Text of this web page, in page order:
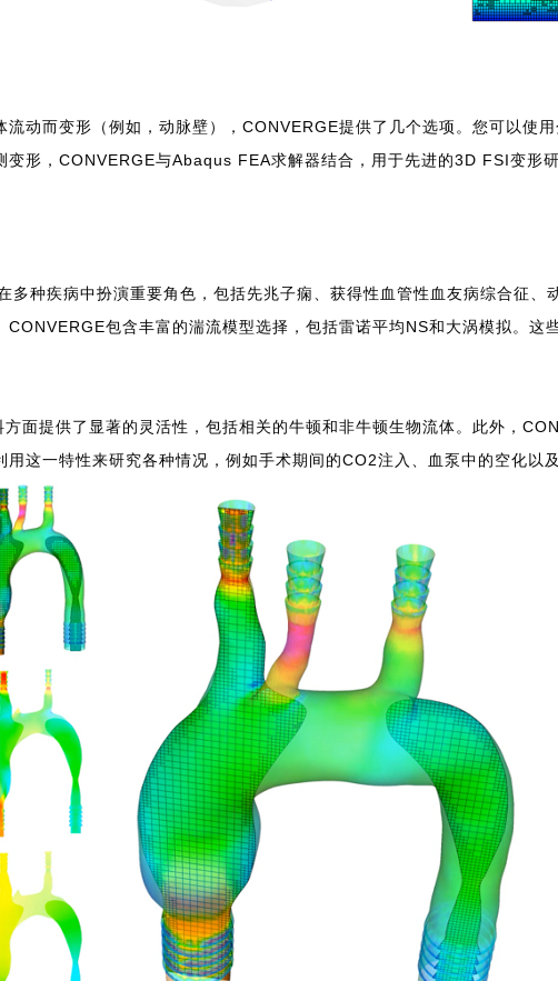
流动而变形（例如，动脉壁），CONVERGE提供了几个选项。您可以使
变形，CONVERGE与Abaqus FEA求解器结合，用于先进的3D FSI变形
多种疾病中扮演重要角色，包括先兆子痫、获得性血管性血友病综合征
CONVERGE包含丰富的湍流模型选择，包括雷诺平均NS和大涡模拟。
面提供了显著的灵活性，包括相关的牛顿和非牛顿生物流体。此外，
这一特性来研究各种情况，例如手术期间的CO2注入、血泵中的空化以